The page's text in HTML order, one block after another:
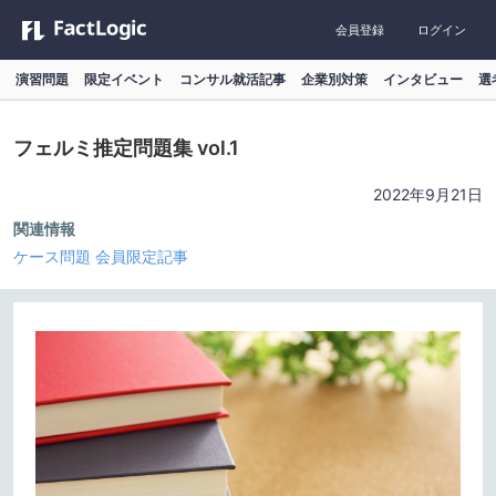
会員登録 ログイン
演習問題 限定イベント コンサル就活記事 企業別対策 インタビュー 選
フェルミ推定問題集 vol.1
2022年9月21日
関連情報
ケース問題 会員限定記事